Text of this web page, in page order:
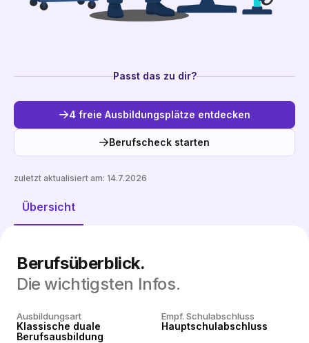
Passt das zu dir?
4 freie Ausbildungsplätze entdecken
Berufscheck starten
Übersicht
zuletzt aktualisiert am: 14.7.2026
Berufsüberblick.
Die wichtigsten Infos.
Ausbildungsart
Klassische duale
Berufsausbildung
Empf. Schulabschluss
Hauptschulabschluss